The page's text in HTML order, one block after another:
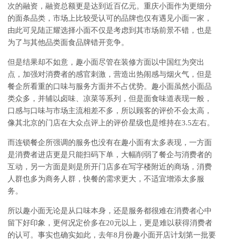
次的融资，融资总额更是达到近百亿元。重庆小面作为更细分
的面条品类，市场上比较受认可的品牌也仅有遇见小面一家，
由此可见陆正耀选择小面不仅是考虑到其市场前景不错，也是
为了与其他品类面食品牌错开竞争。
但是结果却不如意，趣小面尽管在装修方面以中国红为突出
点，加强对消费者的感官刺激，营造出热闹感与烟火气，但是
餐企所看重的口味与服务方面并不占优势。趣小面虽然小面品
类众多，并辅以卤味、凉菜等系列，但是面食味道表现一般，
口感与口味与市场主流相差不多，所以顾客的评价不会太高，
像其北京的门店在大众点评上的评价星级也是维持在3.5左右。
而连锁餐企所强调的服务也没有在趣小面有太多表现，一方面
是消费者进店更是只能扫码下单，大幅削弱了餐企与消费者的
互动，另一方面是则是所开门店多在写字楼附近的商场，消费
人群也多为商务人群，快餐的需求更大，不适宜增添太多服
务。
所以趣小面无论是从口味本身，还是服务都很难在消费者心中
留下好印象，更何况定价多在20元以上，更是难以获得消费者
的认可。事实也确实如此，去年8月份趣小面开店计划第一批要